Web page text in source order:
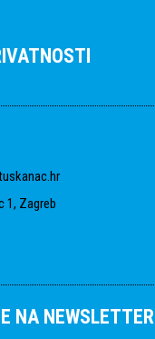
1, Zagreb
NA NEWSLETTER